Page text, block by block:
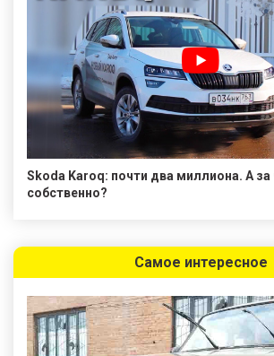
Skoda Karoq: почти два миллиона. А за
собственно?
Самое интересное